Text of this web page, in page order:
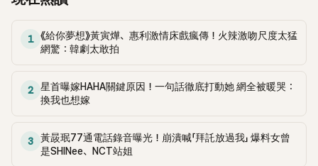
1
《給你夢想》黃寅燁、惠利激情床戲瘋傳！火辣激吻尺度太猛
網驚：韓劇太敢拍
2
星首曝嫁HAHA關鍵原因！一句話徹底打動她 網全被暖哭：
換我也想嫁
3
黃晸珉77通電話錄音曝光！崩潰喊「拜託放過我」 爆料女曾
是SHINee、NCT站姐